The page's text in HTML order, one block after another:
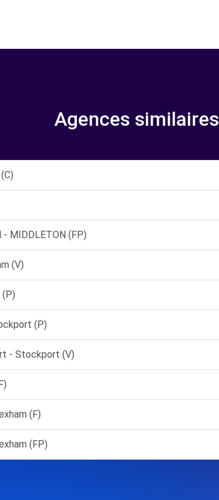
Agences similaires
MIDDLETON (FP)
(V)
(P)
(P)
- Stockport (V)
(F)
(FP)